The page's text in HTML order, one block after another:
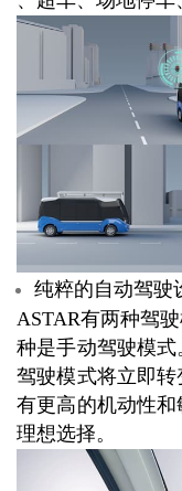
纯粹的自动驾驶
ASTAR有两种驾
种是手动驾驶模
驾驶模式将立即
有更高的机动性
理想选择。